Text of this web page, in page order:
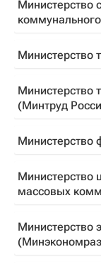
Министерство
Министерство
Министерство
(Минтруд
Министерство
массовых
Министерство